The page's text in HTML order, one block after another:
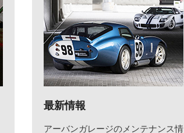
最新情報
アーバンガレージのメンテナンス情